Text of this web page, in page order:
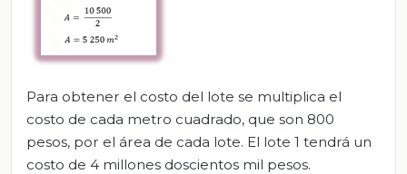
Para obtener el costo del lote se multiplica el
costo de cada metro cuadrado, que son 800
pesos, por el área de cada lote. El lote 1 tendrá un
costo de 4 millones doscientos mil pesos.